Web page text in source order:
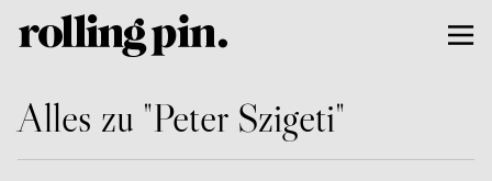
Alles zu "Peter Szigeti"